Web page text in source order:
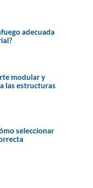
adecuada
modular y
las estructuras
seleccionar